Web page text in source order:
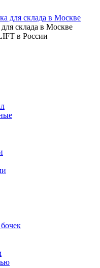
склада в Москве
в России